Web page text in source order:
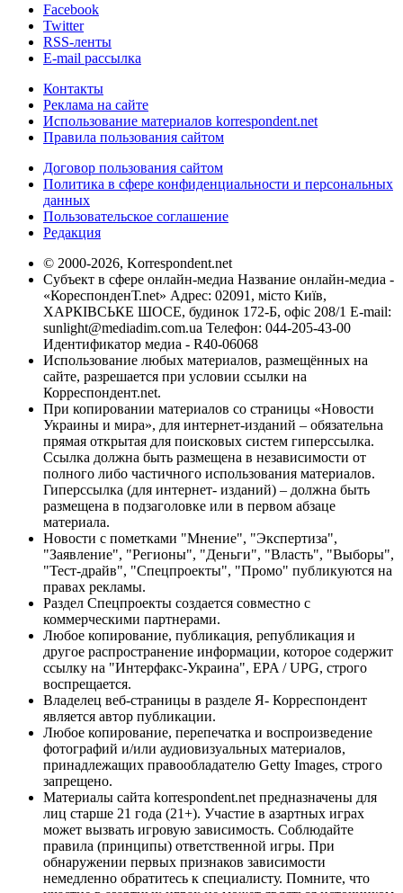
Facebook
Twitter
RSS-ленты
E-mail рассылка
Контакты
Реклама на сайте
Использование материалов korrespondent.net
Правила пользования сайтом
Договор пользования сайтом
Политика в сфере конфиденциальности и персональных
данных
Пользовательское соглашение
Редакция
© 2000-2026, Korrespondent.net
Субъект в сфере онлайн-медиа Название онлайн-медиа -
«КореспонденТ.net» Адрес: 02091, місто Київ,
ХАРКІВСЬКЕ ШОСЕ, будинок 172-Б, офіс 208/1 E-mail:
sunlight@mediadim.com.ua Телефон: 044-205-43-00
Идентификатор медиа - R40-06068
Использование любых материалов, размещённых на
сайте, разрешается при условии ссылки на
Корреспондент.net.
При копировании материалов со страницы «Новости
Украины и мира», для интернет-изданий – обязательна
прямая открытая для поисковых систем гиперссылка.
Ссылка должна быть размещена в независимости от
полного либо частичного использования материалов.
Гиперссылка (для интернет- изданий) – должна быть
размещена в подзаголовке или в первом абзаце
материала.
Новости с пометками "Мнение", "Экспертиза",
"Заявление", "Регионы", "Деньги", "Власть", "Выборы",
"Тест-драйв", "Спецпроекты", "Промо" публикуются на
правах рекламы.
Раздел Спецпроекты создается совместно с
коммерческими партнерами.
Любое копирование, публикация, републикация и
другое распространение информации, которое содержит
ссылку на "Интерфакс-Украина", EPA / UPG, строго
воспрещается.
Владелец веб-страницы в разделе Я- Корреспондент
является автор публикации.
Любое копирование, перепечатка и воспроизведение
фотографий и/или аудиовизуальных материалов,
принадлежащих правообладателю Getty Images, строго
запрещено.
Материалы сайта korrespondent.net предназначены для
лиц старше 21 года (21+). Участие в азартных играх
может вызвать игровую зависимость. Соблюдайте
правила (принципы) ответственной игры. При
обнаружении первых признаков зависимости
немедленно обратитесь к специалисту. Помните, что